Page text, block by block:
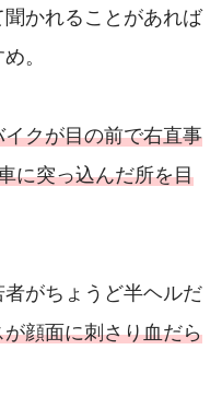
かれることがあれば
。
クが目の前で右直事
に突っ込んだ所を目
がちょうど半ヘルだ
顔面に刺さり血だら